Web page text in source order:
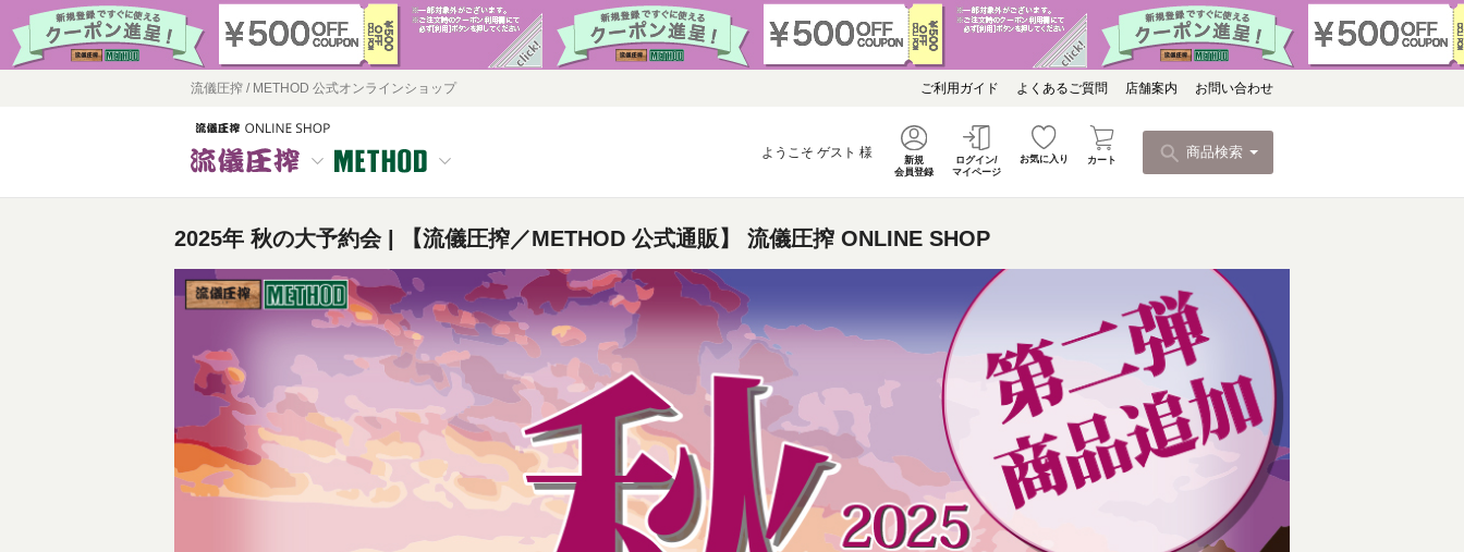
流儀圧搾 / METHOD 公式オンラインショップ ご利用ガイド よくあるご質問 店舗案内 お問い合わせ
ようこそ ゲスト 様
新規
会員登録
ログイン/
マイページ
お気に入り カート 商品検索
2025年 秋の大予約会 | 【流儀圧搾／METHOD 公式通販】 流儀圧搾 ONLINE SHOP